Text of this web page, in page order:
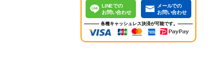
LINEでの
お問い合わせ
メールでの
お問い合わせ
各種キャッシュレス決済が可能です。